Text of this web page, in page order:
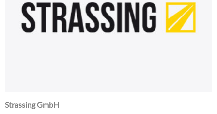
Strassing GmbH